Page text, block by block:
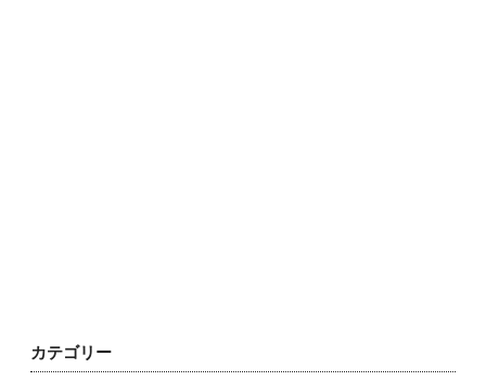
カテゴリー